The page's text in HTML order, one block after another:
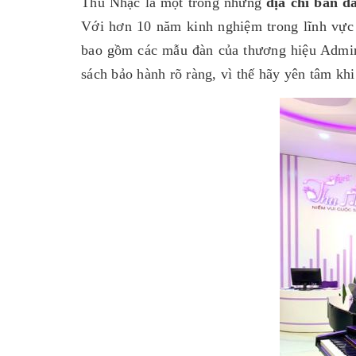
Với hơn 10 năm kinh nghiệm trong lĩnh
bao gồm các mẫu đàn của thương hiệu
sách bảo hành rõ ràng, vì thế hãy yên tâm